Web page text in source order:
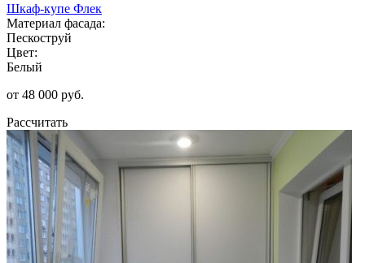
Шкаф-купе Флек
Материал фасада:
Пескоструй
Цвет:
Белый
от 48 000 руб.
Рассчитать